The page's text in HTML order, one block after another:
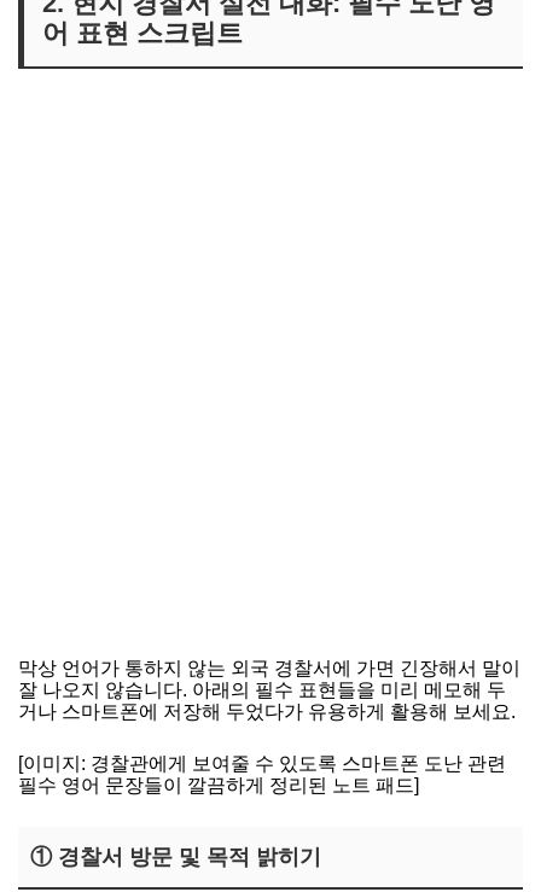
어 표현 스크립트
막상 언어가 통하지 않는 외국 경찰서에 가면 긴장해서 말이
잘 나오지 않습니다. 아래의 필수 표현들을 미리 메모해 두
거나 스마트폰에 저장해 두었다가 유용하게 활용해 보세요.
[이미지: 경찰관에게 보여줄 수 있도록 스마트폰 도난 관련
필수 영어 문장들이 깔끔하게 정리된 노트 패드]
① 경찰서 방문 및 목적 밝히기